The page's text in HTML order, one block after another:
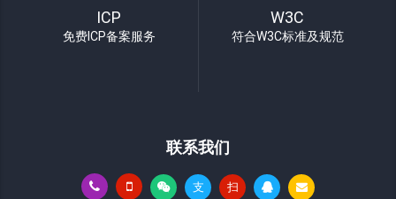
ICP
免费ICP备案服务
W3C
符合W3C标准及规范
联系我们
支 扫